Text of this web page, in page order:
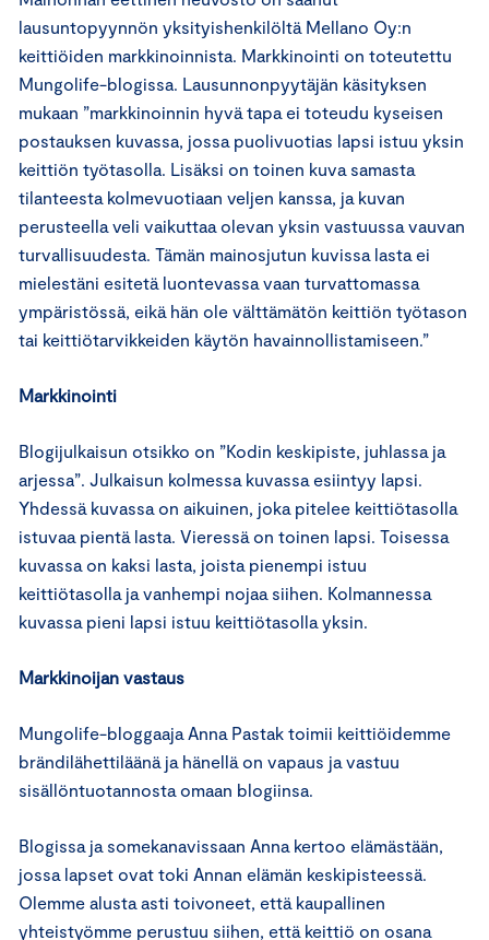
lausuntopyynnön yksityishenkilöltä Mellano Oy:n
keittiöiden markkinoinnista. Markkinointi on toteutettu
Mungolife-blogissa. Lausunnonpyytäjän käsityksen
mukaan ”markkinoinnin hyvä tapa ei toteudu kyseisen
postauksen kuvassa, jossa puolivuotias lapsi istuu yksin
keittiön työtasolla. Lisäksi on toinen kuva samasta
tilanteesta kolmevuotiaan veljen kanssa, ja kuvan
perusteella veli vaikuttaa olevan yksin vastuussa vauvan
turvallisuudesta. Tämän mainosjutun kuvissa lasta ei
mielestäni esitetä luontevassa vaan turvattomassa
ympäristössä, eikä hän ole välttämätön keittiön työtason
tai keittiötarvikkeiden käytön havainnollistamiseen.”
Markkinointi
Blogijulkaisun otsikko on ”Kodin keskipiste, juhlassa ja
arjessa”. Julkaisun kolmessa kuvassa esiintyy lapsi.
Yhdessä kuvassa on aikuinen, joka pitelee keittiötasolla
istuvaa pientä lasta. Vieressä on toinen lapsi. Toisessa
kuvassa on kaksi lasta, joista pienempi istuu
keittiötasolla ja vanhempi nojaa siihen. Kolmannessa
kuvassa pieni lapsi istuu keittiötasolla yksin.
Markkinoijan vastaus
Mungolife-bloggaaja Anna Pastak toimii keittiöidemme
brändilähettiläänä ja hänellä on vapaus ja vastuu
sisällöntuotannosta omaan blogiinsa.
Blogissa ja somekanavissaan Anna kertoo elämästään,
jossa lapset ovat toki Annan elämän keskipisteessä.
Olemme alusta asti toivoneet, että kaupallinen
yhteistyömme perustuu siihen, että keittiö on osana